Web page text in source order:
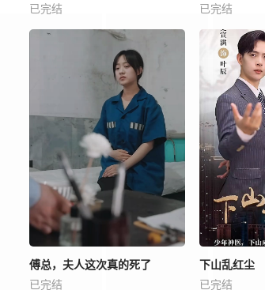
已完结
已完结
傅总，夫人这次真的死了
已完结
下山乱红尘
已完结